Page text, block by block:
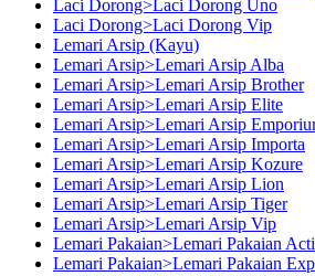
Laci Dorong>Laci Dorong Uno
Laci Dorong>Laci Dorong Vip
Lemari Arsip (Kayu)
Lemari Arsip>Lemari Arsip Alba
Lemari Arsip>Lemari Arsip Brother
Lemari Arsip>Lemari Arsip Elite
Lemari Arsip>Lemari Arsip
Lemari Arsip>Lemari Arsip Importa
Lemari Arsip>Lemari Arsip Kozure
Lemari Arsip>Lemari Arsip Lion
Lemari Arsip>Lemari Arsip Tiger
Lemari Arsip>Lemari Arsip Vip
Lemari Pakaian>Lemari Pakaian
Lemari Pakaian>Lemari Pakaian